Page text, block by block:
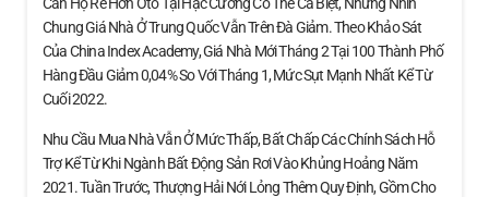
Căn Hộ Rẻ Hơn Ôtô Tại Hạc Cương Có Thể Cá Biệt, Nhưng Nhìn
Chung Giá Nhà Ở Trung Quốc Vẫn Trên Đà Giảm. Theo Khảo Sát
Của China Index Academy, Giá Nhà Mới Tháng 2 Tại 100 Thành Phố
Hàng Đầu Giảm 0,04% So Với Tháng 1, Mức Sụt Mạnh Nhất Kể Từ
Cuối 2022.
Nhu Cầu Mua Nhà Vẫn Ở Mức Thấp, Bất Chấp Các Chính Sách Hỗ
Trợ Kể Từ Khi Ngành Bất Động Sản Rơi Vào Khủng Hoảng Năm
2021. Tuần Trước, Thượng Hải Nới Lỏng Thêm Quy Định, Gồm Cho